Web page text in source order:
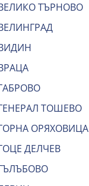
ТЪРНОВО
ТОШЕВО
ОРЯХОВИЦА
ДЕЛЧЕВ